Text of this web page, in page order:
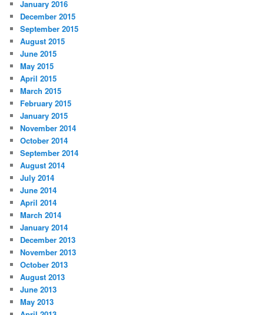
January 2016
December 2015
September 2015
August 2015
June 2015
May 2015
April 2015
March 2015
February 2015
January 2015
November 2014
October 2014
September 2014
August 2014
July 2014
June 2014
April 2014
March 2014
January 2014
December 2013
November 2013
October 2013
August 2013
June 2013
May 2013